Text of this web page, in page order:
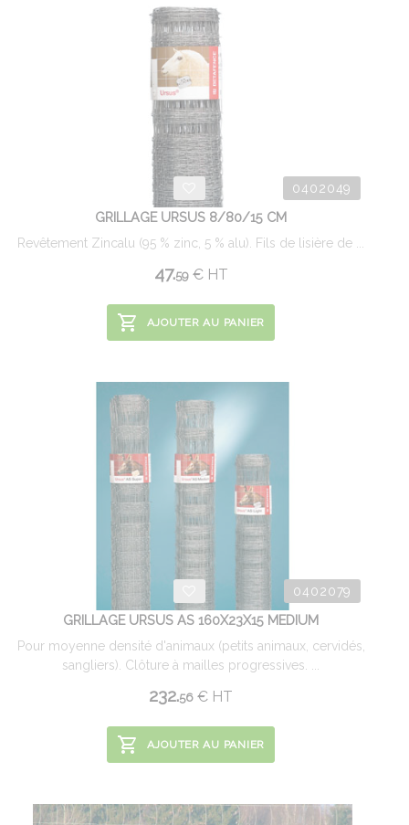
0402049
GRILLAGE URSUS 8/80/15 CM
Revêtement Zincalu (95 % zinc, 5 % alu). Fils de lisière de ...
47.59 €HT
AJOUTER AU PANIER
0402079
GRILLAGE URSUS AS 160X23X15 MEDIUM
Pour moyenne densité d'animaux (petits animaux, cervidés,
sangliers). Clôture à mailles progressives. ...
232.56 € HT
AJOUTER AU PANIER